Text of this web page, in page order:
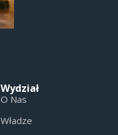
Wydział
O Nas
Władze